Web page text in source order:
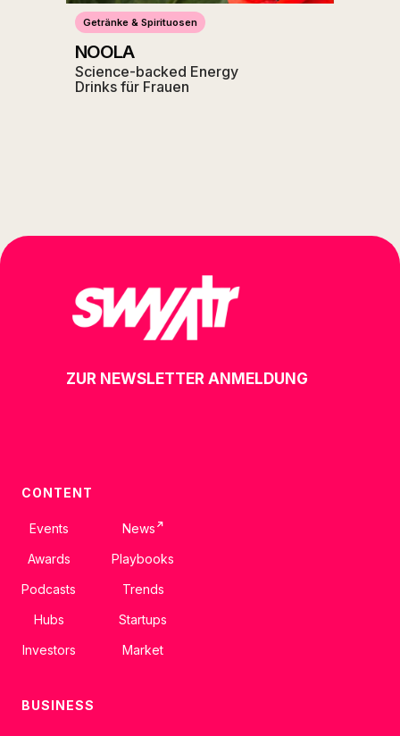
Getränke & Spirituosen
NOOLA
Science-backed Energy
Drinks für Frauen
ZUR NEWSLETTER ANMELDUNG
CONTENT
Events
Awards
Podcasts
Hubs
Investors
News ↗
Playbooks
Trends
Startups
Market
BUSINESS